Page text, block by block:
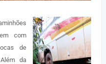
com
de
da